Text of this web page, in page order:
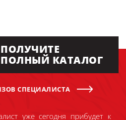
ПОЛУЧИТЕ
ПОЛНЫЙ КАТАЛОГ
СПЕЦИАЛИСТА
уже сегодня прибудет к